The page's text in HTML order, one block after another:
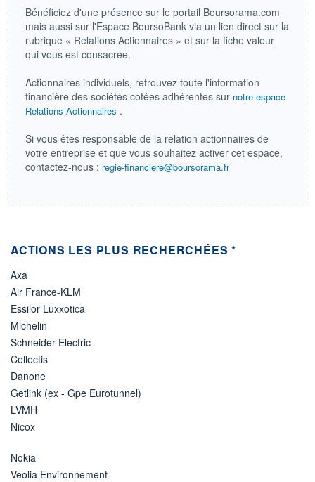
8 706 MUSD
1 343 671 MUSD
LIMITE À LA
BAISSE
0,0000
LIMITE À LA
HAUSSE
RENDEMENT
ESTIMÉ 2026
1,93%
PER ESTIMÉ
2026
37,25
07.08.26 / 21:59:01
ÉLIGIBILITÉ
Bénéficiez d'une présence sur le portail Boursorama.com
mais aussi sur l'Espace BoursoBank via un lien direct sur la
rubrique « Relations Actionnaires » et sur la fiche valeur
qui vous est consacrée.
Actionnaires individuels, retrouvez toute l'information
financière des sociétés cotées adhérentes sur notre espace
Relations Actionnaires .
Si vous êtes responsable de la relation actionnaires de
votre entreprise et que vous souhaitez activer cet espace,
contactez-nous : regie-financiere@boursorama.fr
ACTIONS LES PLUS RECHERCHÉES *
Axa
Air France-KLM
Essilor Luxxotica
Michelin
Schneider Electric
Cellectis
Danone
Getlink (ex - Gpe Eurotunnel)
LVMH
Nicox
Nokia
Veolia Environnement